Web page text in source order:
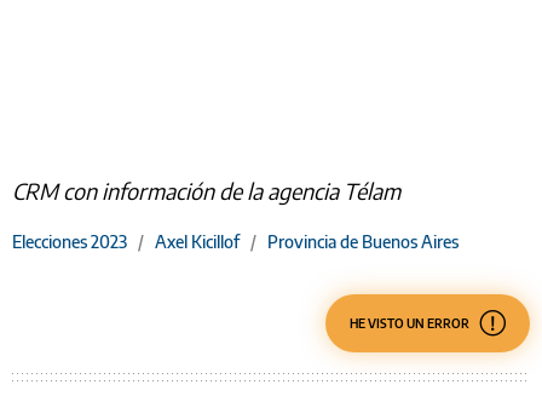
CRM con información de la agencia Télam
Elecciones 2023 / Axel Kicillof / Provincia de Buenos Aires
HE VISTO UN ERROR